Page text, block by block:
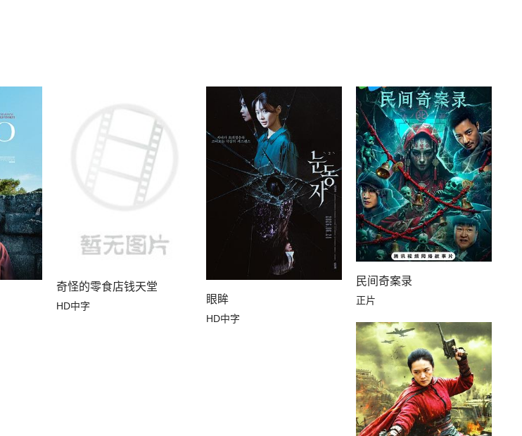
奇怪的零食店钱天堂
HD中字
眼眸
HD中字
民间奇案录
正片